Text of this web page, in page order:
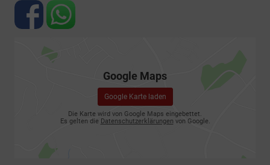
Google Maps
Google Karte laden
Die Karte wird von Google Maps eingebettet.
Es gelten die Datenschutzerklärungen von Google.